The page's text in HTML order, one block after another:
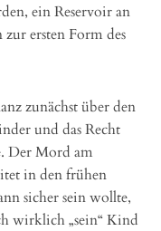
ein Reservoir an
ersten Form des
zunächst über den
und das Recht
Der Mord am
in den frühen
sicher sein wollte,
wirklich „sein“ Kind